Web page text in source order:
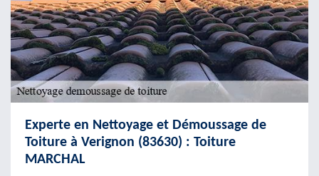
Experte en Nettoyage et Démoussage de
Toiture à Verignon (83630) : Toiture
MARCHAL